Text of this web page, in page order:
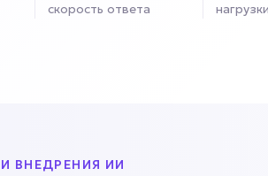
скорость ответа
ВНЕДРЕНИЯ ИИ